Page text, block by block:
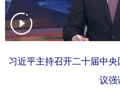
学术中国 乡村振兴
城市 旅游
习近平主持召开二十届中
议强